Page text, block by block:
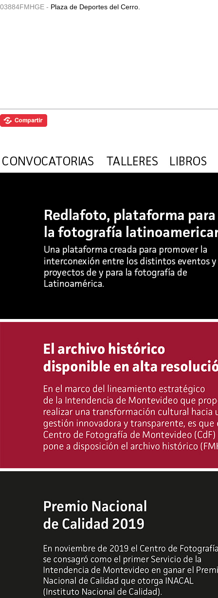
03884FMHGE - Plaza de Deportes del Cerro.